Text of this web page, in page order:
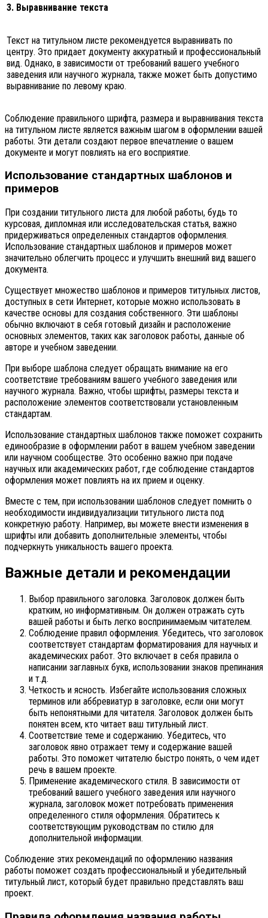
3. Выравнивание текста
Текст на титульном листе рекомендуется выравнивать по
центру. Это придает документу аккуратный и профессиональный
вид. Однако, в зависимости от требований вашего учебного
заведения или научного журнала, также может быть допустимо
выравнивание по левому краю.
Соблюдение правильного шрифта, размера и выравнивания текста
на титульном листе является важным шагом в оформлении вашей
работы. Эти детали создают первое впечатление о вашем
документе и могут повлиять на его восприятие.
Использование стандартных шаблонов и
примеров
При создании титульного листа для любой работы, будь то
курсовая, дипломная или исследовательская статья, важно
придерживаться определенных стандартов оформления.
Использование стандартных шаблонов и примеров может
значительно облегчить процесс и улучшить внешний вид вашего
документа.
Существует множество шаблонов и примеров титульных листов,
доступных в сети Интернет, которые можно использовать в
качестве основы для создания собственного. Эти шаблоны
обычно включают в себя готовый дизайн и расположение
основных элементов, таких как заголовок работы, данные об
авторе и учебном заведении.
При выборе шаблона следует обращать внимание на его
соответствие требованиям вашего учебного заведения или
научного журнала. Важно, чтобы шрифты, размеры текста и
расположение элементов соответствовали установленным
стандартам.
Использование стандартных шаблонов также поможет сохранить
единообразие в оформлении работ в вашем учебном заведении
или научном сообществе. Это особенно важно при подаче
научных или академических работ, где соблюдение стандартов
оформления может повлиять на их прием и оценку.
Вместе с тем, при использовании шаблонов следует помнить о
необходимости индивидуализации титульного листа под
конкретную работу. Например, вы можете внести изменения в
шрифты или добавить дополнительные элементы, чтобы
подчеркнуть уникальность вашего проекта.
Важные детали и рекомендации
Выбор правильного заголовка. Заголовок должен быть
кратким, но информативным. Он должен отражать суть
вашей работы и быть легко воспринимаемым читателем.
Соблюдение правил оформления. Убедитесь, что заголовок
соответствует стандартам форматирования для научных и
академических работ. Это включает в себя правила о
написании заглавных букв, использовании знаков препинания
и т.д.
Четкость и ясность. Избегайте использования сложных
терминов или аббревиатур в заголовке, если они могут
быть непонятными для читателя. Заголовок должен быть
понятен всем, кто читает ваш титульный лист.
Соответствие теме и содержанию. Убедитесь, что
заголовок явно отражает тему и содержание вашей
работы. Это поможет читателю быстро понять, о чем идет
речь в вашем проекте.
Применение академического стиля. В зависимости от
требований вашего учебного заведения или научного
журнала, заголовок может потребовать применения
определенного стиля оформления. Обратитесь к
соответствующим руководствам по стилю для
дополнительной информации.
Соблюдение этих рекомендаций по оформлению названия
работы поможет создать профессиональный и убедительный
титульный лист, который будет правильно представлять ваш
проект.